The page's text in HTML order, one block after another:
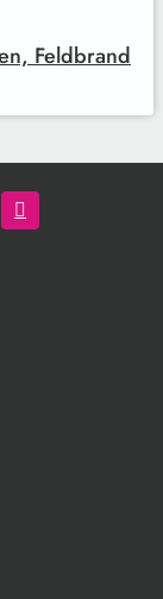
Feldbrand